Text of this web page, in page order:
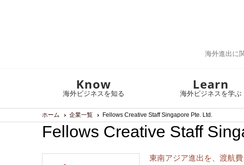
海外進出に
Know
海外ビジネスを知る
Learn
海外ビジネスを学ぶ
ホーム 企業一覧 Fellows Creative Staff Singapore Pte. Ltd.
Fellows Creative Staff
東南アジア進出を、渡航